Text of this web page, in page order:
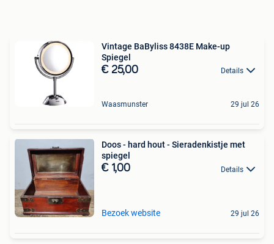
Vintage BaByliss 8438E Make-up
Spiegel
€ 25,00 Details
Waasmunster 29 jul 26
Doos - hard hout - Sieradenkistje met
spiegel
€ 1,00 Details
Bezoek website 29 jul 26